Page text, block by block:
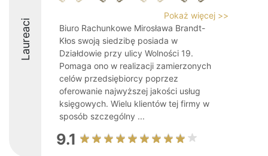
Laureaci
Pokaż więcej >>
Biuro Rachunkowe Mirosława Brandt-
Kłos swoją siedzibę posiada w
Działdowie przy ulicy Wolności 19.
Pomaga ono w realizacji zamierzonych
celów przedsiębiorcy poprzez
oferowanie najwyższej jakości usług
księgowych. Wielu klientów tej firmy w
sposób szczególny ...
9.1